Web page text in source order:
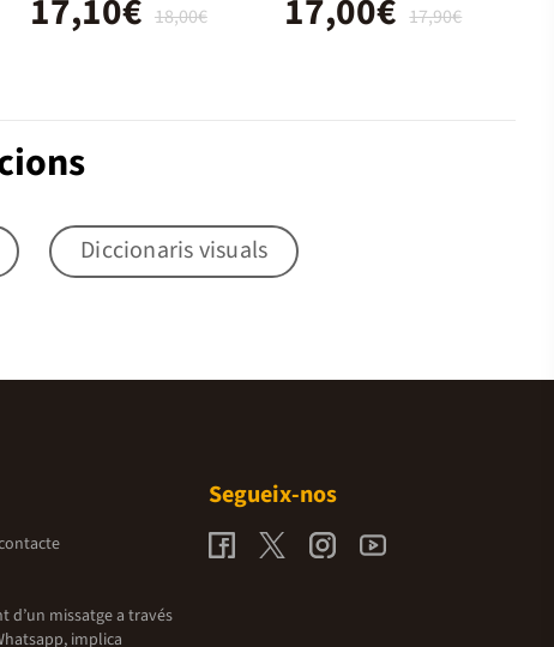
18,00€
17,10€ 17,90€
17,00€
Diccionaris visuals
d’un missatge a través
implica
Segueix-nos